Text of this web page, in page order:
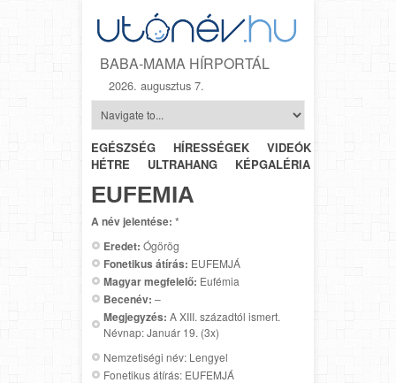
BABA-MAMA HÍRPORTÁL
2026. augusztus 7.
EGÉSZSÉG HÍRESSÉGEK VIDEÓK
HÉTRŐL-
HÉTRE
ULTRAHANG KÉPGALÉRIA
EUFEMIA
A név jelentése: *
Eredet: Ógörög
Fonetikus átírás: EUFEMJÁ
Magyar megfelelő: Eufémia
Becenév: –
Megjegyzés: A XIII. századtól ismert.
Névnap: Január 19. (3x)
Nemzetiségi név: Lengyel
Fonetikus átírás: EUFEMJÁ